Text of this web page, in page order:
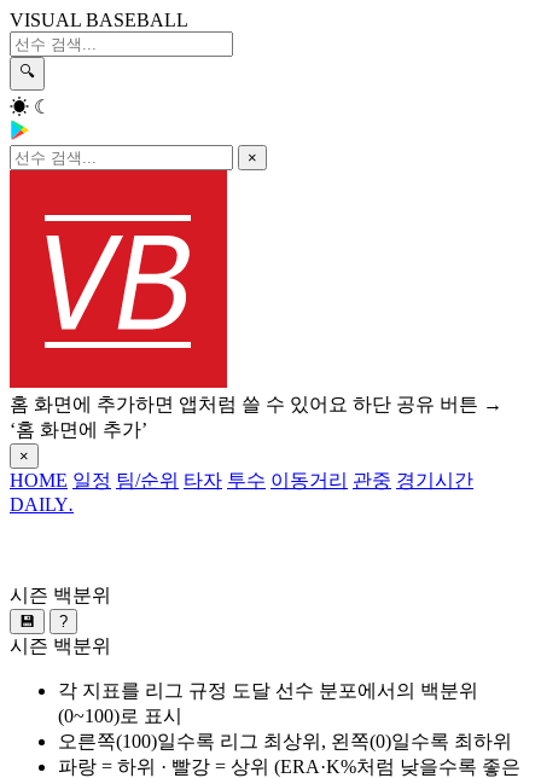
VISUAL BASEBALL
🔍
☀ ☾
×
홈 화면에 추가하면 앱처럼 쓸 수 있어요 하단 공유 버튼 →
‘홈 화면에 추가’
×
HOME 일정 팀/순위 타자 투수 이동거리 관중 경기시간
DAILY.
시즌 백분위
💾 ?
시즌 백분위
각 지표를 리그 규정 도달 선수 분포에서의 백분위
(0~100)로 표시
오른쪽(100)일수록 리그 최상위, 왼쪽(0)일수록 최하위
파랑 = 하위 · 빨강 = 상위 (ERA·K%처럼 낮을수록 좋은